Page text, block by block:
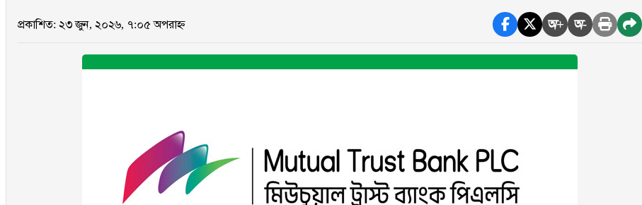
প্রকাশিত: ২৩ জুন, ২০২৬, ৭:০৫ অপরাহ্ন অ+ অ-